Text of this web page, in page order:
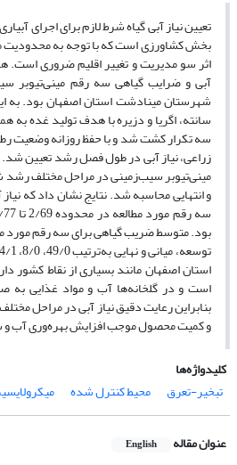
تعیین نیاز آبی گیاه شرط لازم برای اجرای
بخش کشاورزی است که با توجه به محدودیت
اثر سو مدیریت و تغییر اقلیم ضروری است.
آبی و ضرایب گیاهی سه رقم مینی‌تیوبر
شهرستان مینادشت استان اصفهان بود. به
سانته، اگریا و دزیره با هدف تولید غده به
سه تکرار کشت شد و با حفظ روزانه
زراعی، نیاز آبی در طول فصل رشد تعیین
مینی‌تیوبر سیب‌زمینی در مراحل مختلف رشد
و انتهایی محاسبه شد. نتایج نشان داد که
بود. متوسط ضریب گیاهی برای سه رقم مورد
استان اصفهان مانند بسیاری از نقاط کشور
است و در گلخانه‌ها آب و مواد غذایی
بنابراین رعایت دقیق نیاز آبی در مراحل
و کمیت محصول موجب افزایش بهره‌وری آب و
کلیدواژه‌ها
تبخیر-تعرق
محیط کنترل شده
عنوان مقاله English